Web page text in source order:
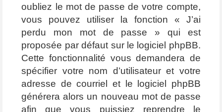
oubliez le mot de passe de votre compte,
vous pouvez utiliser la fonction « J’ai
perdu mon mot de passe » qui est
proposée par défaut sur le logiciel phpBB.
Cette fonctionnalité vous demandera de
spécifier votre nom d’utilisateur et votre
adresse de courriel et le logiciel phpBB
générera alors un nouveau mot de passe
afin que vous puissiez reprendre le